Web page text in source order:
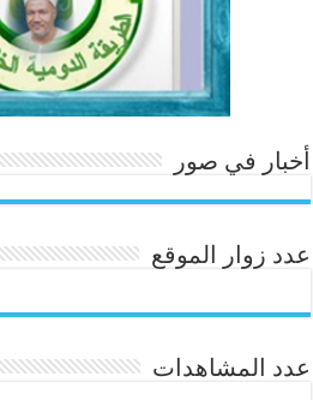
أخبار في صور
عدد زوار الموقع
عدد المشاهدات